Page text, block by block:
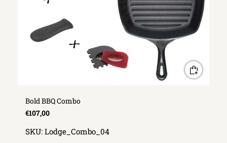
Bold BBQ Combo
€107,00
SKU: Lodge_Combo_04